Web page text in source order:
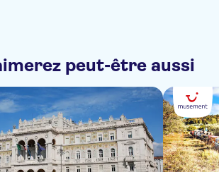
peut-être aussi